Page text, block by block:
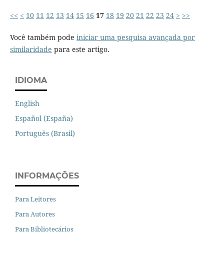
<< < 10 11 12 13 14 15 16 17 18 19 20 21 22 23 24 > >>
Você também pode iniciar uma pesquisa avançada por
similaridade para este artigo.
IDIOMA
English
Español (España)
Português (Brasil)
INFORMAÇÕES
Para Leitores
Para Autores
Para Bibliotecários